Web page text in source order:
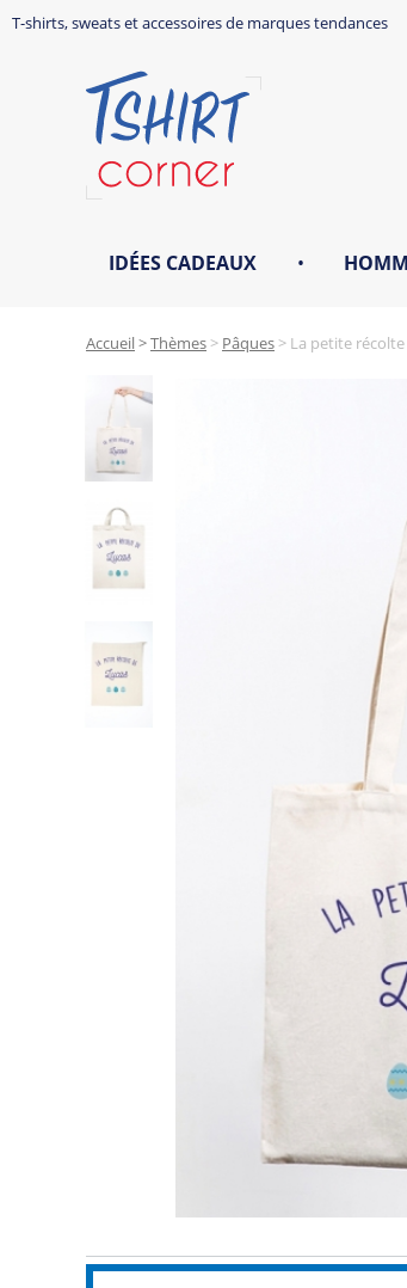
T-shirts, sweats et accessoires de marques tendances
IDÉES CADEAUX •
Accueil>Thèmes > Pâques > La petite